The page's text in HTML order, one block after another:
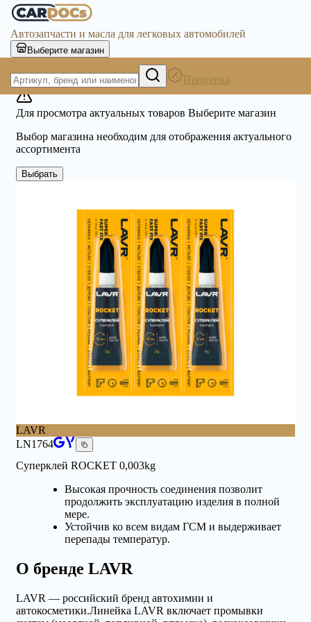
Автозапчасти и масла для легковых автомобилей
Выберите магазин
Проценка
Для просмотра актуальных товаров Выберите магазин
Выбор магазина необходим для отображения актуального
ассортимента
Выбрать
LAVR
LN1764
Суперклей ROCKET 0,003kg
Высокая прочность соединения позволит
продолжить эксплуатацию изделия в полной
мере.
Устойчив ко всем видам ГСМ и выдерживает
перепады температур.
О бренде LAVR
LAVR — российский бренд автохимии и
автокосметики.Линейка LAVR включает промывки